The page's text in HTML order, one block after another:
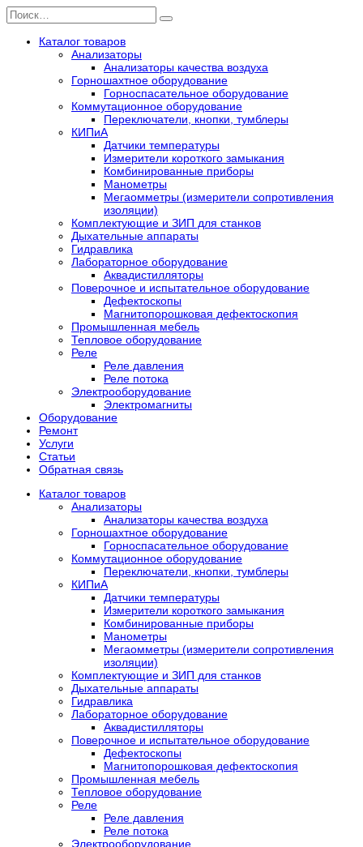
Перейти
к
содержанию
Search
for:
Каталог товаров
Анализаторы
Анализаторы качества воздуха
Горношахтное оборудование
Горноспасательное оборудование
Коммутационное оборудование
Переключатели, кнопки, тумблеры
КИПиА
Датчики температуры
Измерители короткого замыкания
Комбинированные приборы
Манометры
Мегаомметры (измерители сопротивления
изоляции)
Комплектующие и ЗИП для станков
Дыхательные аппараты
Гидравлика
Лабораторное оборудование
Аквадистилляторы
Поверочное и испытательное оборудование
Дефектоскопы
Магнитопорошковая дефектоскопия
Промышленная мебель
Тепловое оборудование
Реле
Реле давления
Реле потока
Электрооборудование
Электромагниты
Оборудование
Ремонт
Услуги
Статьи
Обратная связь
Каталог товаров
Анализаторы
Анализаторы качества воздуха
Горношахтное оборудование
Горноспасательное оборудование
Коммутационное оборудование
Переключатели, кнопки, тумблеры
КИПиА
Датчики температуры
Измерители короткого замыкания
Комбинированные приборы
Манометры
Мегаомметры (измерители сопротивления
изоляции)
Комплектующие и ЗИП для станков
Дыхательные аппараты
Гидравлика
Лабораторное оборудование
Аквадистилляторы
Поверочное и испытательное оборудование
Дефектоскопы
Магнитопорошковая дефектоскопия
Промышленная мебель
Тепловое оборудование
Реле
Реле давления
Реле потока
Электрооборудование